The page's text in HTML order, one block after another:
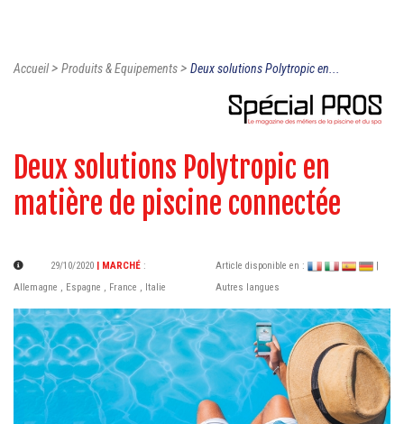
Accueil> Produits & Equipements> Deux solutions Polytropic en...
Deux solutions Polytropic en
matière de piscine connectée
29/10/2020 | MARCHÉ :
Allemagne , Espagne , France , Italie
Article disponible en :
Autres langues